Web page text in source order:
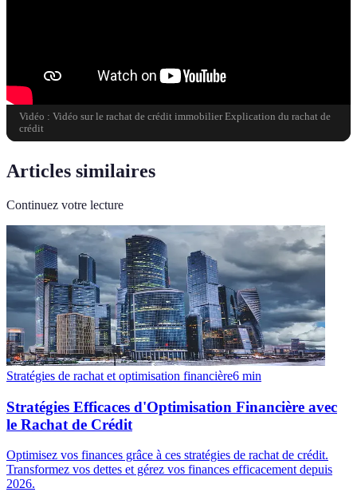
Vidéo : Vidéo sur le rachat de crédit immobilier Explication du rachat de
crédit
Articles similaires
Continuez votre lecture
Stratégies de rachat et optimisation financière6 min
Stratégies Efficaces d'Optimisation Financière avec
le Rachat de Crédit
Optimisez vos finances grâce à ces stratégies de rachat de crédit.
Transformez vos dettes et gérez vos finances efficacement depuis
2026.